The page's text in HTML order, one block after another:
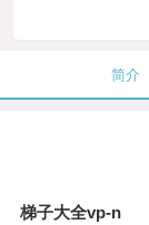
简介
梯子大全vp-n